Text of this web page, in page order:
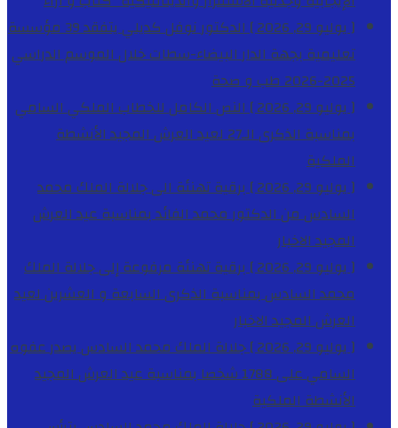
[ يوليو 29, 2026 ]
الدكتور نوفل كديلي يتفقد 39 مؤسسة
تعليمية بجهة الدار البيضاء-سطات خلال الموسم الدراسي
2025-2026
طب و صحة
[ يوليو 29, 2026 ]
النص الكامل للخطاب الملكي السامي
بمناسبة الذكرى الـ27 لعيد العرش المجيد
الأنشطة
الملكية
[ يوليو 29, 2026 ]
برقية تهنئة الى جلالة الملك محمد
السادس من الدكتور محمد الفائد بمناسبة عيد العرش
المجيدالاخبار
[ يوليو 29, 2026 ]
برقية تهنئة مرفوعة إلى جلالة الملك
محمد السادس بمناسبة الذكرى السابعة و العشرين لعيد
العرش المجيدالاخبار
[ يوليو 29, 2026 ]
جلالة الملك محمد السادس يصدر عفوه
السامي على 1788 شخصا بمناسبة عيد العرش المجيد
الأنشطة الملكية